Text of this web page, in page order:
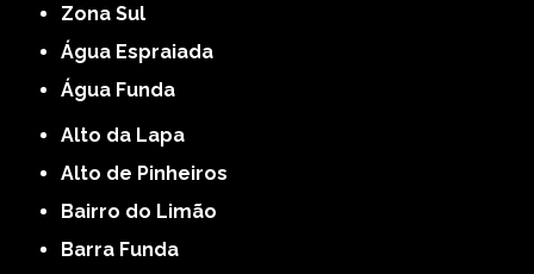
Zona Sul
Água Espraiada
Água Funda
Alto da Lapa
Alto de Pinheiros
Bairro do Limão
Barra Funda